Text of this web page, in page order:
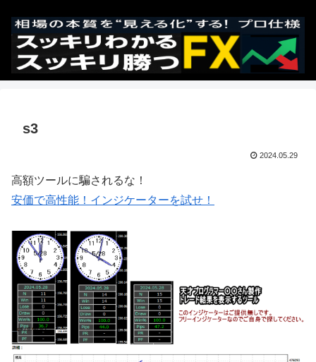
s3
2024.05.29
高額ツールに騙されるな！
安価で高性能！インジケーターを試せ！